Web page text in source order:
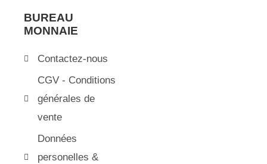
BUREAU
MONNAIE
Contactez-nous
CGV - Conditions
générales de
vente
Données
personelles &